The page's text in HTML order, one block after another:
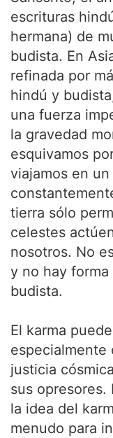
escrituras
hermana) de
budista. En
refinada por
hindú y
una fuerza
la gravedad
esquivamos
viajamos en
tierra sólo
celestes
nosotros. No
y no hay
budista.
El karma
especialmente
justicia
sus opresores.
la idea del
menudo para